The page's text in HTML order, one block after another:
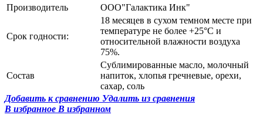
Производитель
ООО"Галактика Инк"
Срок годности:
18 месяцев в сухом темном месте при
температуре не более +25°С и
относительной влажности воздуха
75%.
Состав
Сублимированные масло, молочный
напиток, хлопья гречневые, орехи,
сахар, соль
Добавить к сравнению Удалить из сравнения
В избранное В избранном